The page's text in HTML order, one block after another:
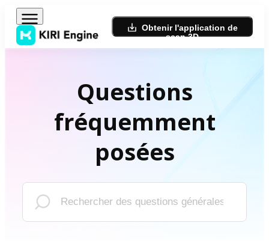
Obtenir l'application de
scan 3D
Questions
fréquemment
posées